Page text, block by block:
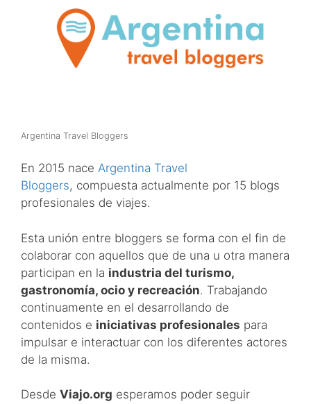
Argentina Travel Bloggers
En 2015 nace Argentina Travel
Bloggers, compuesta actualmente por 15 blogs
profesionales de viajes.
Esta unión entre bloggers se forma con el fin de
colaborar con aquellos que de una u otra manera
participan en la industria del turismo,
gastronomía, ocio y recreación. Trabajando
continuamente en el desarrollando de
contenidos e iniciativas profesionales para
impulsar e interactuar con los diferentes actores
de la misma.
Desde Viajo.org esperamos poder seguir